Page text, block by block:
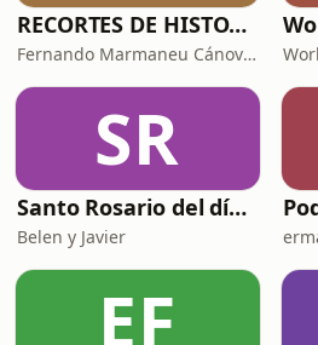
RECORTES DE HISTORIA Y CIENCIA
Fernando Marmaneu Cánovas
SR
Santo Rosario del día. 🙏 Reza con nosotros en castellano 🇪🇸
Belen y Javier
EF